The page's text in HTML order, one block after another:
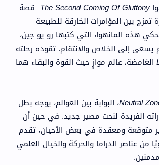
The Second Coming Of Gluttony قصة
تمزج بين المؤامرات الخارقة للطبيعة
هذه المانهوا، التي كتبها رو يو جين،
إلى الخلاص والانتقام. تقوده رحلته
الغامضة، عالم موازٍ حيث القوة والبقاء هما
Neutral، البوابة بين العوالم، يوجه بطل
الفريدة لنحت مصير جديد. في حين أن
متوقعة ومعقدة في بعض الأحيان، تقدم
من عناصر الدراما والحركة والخيال العلمي